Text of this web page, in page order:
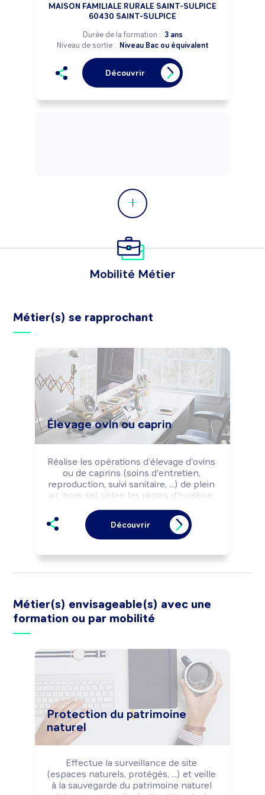
MAISON FAMILIALE RURALE SAINT-SULPICE
60430 SAINT-SULPICE
Durée de la formation : 3 ans
Niveau de sortie : Niveau Bac ou équivalent
Découvrir
Mobilité Métier
Métier(s) se rapprochant
Élevage ovin ou caprin
Réalise les opérations d'élevage d'ovins
ou de caprins (soins d'entretien,
reproduction, suivi sanitaire, ...) de plein
air, hors sol, selon les règles d'hygiène,
environnementales et les impératifs de
production.
Peut transformer et commercialiser des
de fromages, ...).
Peut cultiver les plantes destinées à
céréales, ...).
Peut coordonner une équipe ou diriger
un élevage.
Découvrir
Métier(s) envisageable(s) avec une
formation ou par mobilité
Protection du patrimoine
naturel
Effectue la surveillance de site
(espaces naturels, protégés, ...) et veille
à la sauvegarde du patrimoine naturel